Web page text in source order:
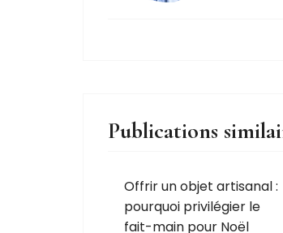
Publications
Offrir un objet artisanal :
pourquoi privilégier le
fait-main pour Noël